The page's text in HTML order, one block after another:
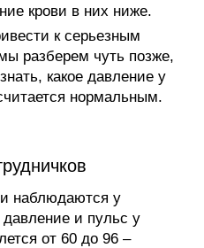
крови в них ниже.
к серьезным
разберем чуть позже,
какое давление у
нормальным.
наблюдаются у
и пульс у
от 60 до 96 –